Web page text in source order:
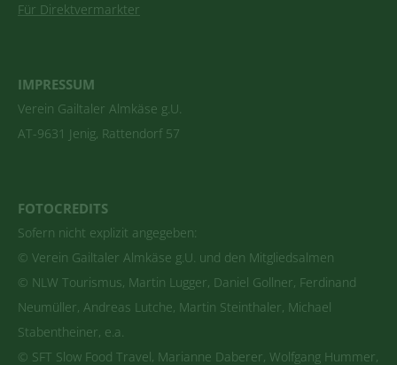
Für Direktvermarkter
IMPRESSUM
Verein Gailtaler Almkäse g.U.
AT-9631 Jenig, Rattendorf 57
FOTOCREDITS
Sofern nicht explizit angegeben:
© Verein Gailtaler Almkäse g.U. und den Mitgliedsalmen
© NLW Tourismus, Martin Lugger, Daniel Gollner, Ferdinand
Neumüller, Andreas Lutche, Martin Steinthaler, Michael
Stabentheiner, e.a.
© SFT Slow Food Travel, Marianne Daberer, Wolfgang Hummer,